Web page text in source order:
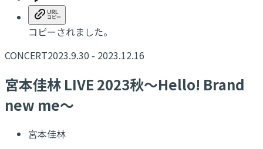
コピーされました。
CONCERT2023.9.30 - 2023.12.16
宮本佳林 LIVE 2023秋〜Hello! Brand
new me〜
宮本佳林